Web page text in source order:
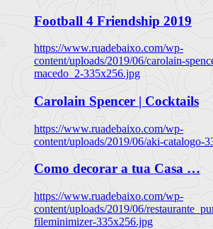
Football 4 Friendship 2019
https://www.ruadebaixo.com/wp-
content/uploads/2019/06/carolain-
macedo_2-335x256.jpg
Carolain Spencer | Cocktails
https://www.ruadebaixo.com/wp-
content/uploads/2019/06/aki-catalogo-
Como decorar a tua Casa …
https://www.ruadebaixo.com/wp-
content/uploads/2019/06/
fileminimizer-335x256.jpg